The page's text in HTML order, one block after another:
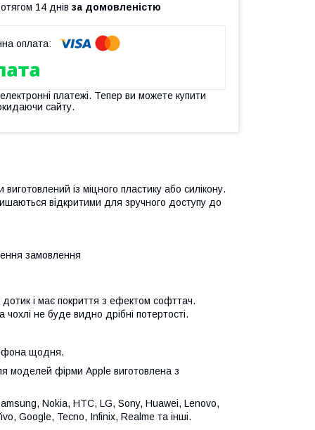
14 днів за домовленістю
платежі. Тепер ви можете купити
сайту.
із міцного пластику або силікону.
відкритими для зручного доступу до
замовлення
і має покриття з ефектом софттач.
не буде видно дрібні потертості.
щодня.
моделей фірми Apple виготовлена з
Nokia, HTC, LG, Sony, Huawei, Lenovo,
Google, Tecno, Infinix, Realme та інші.